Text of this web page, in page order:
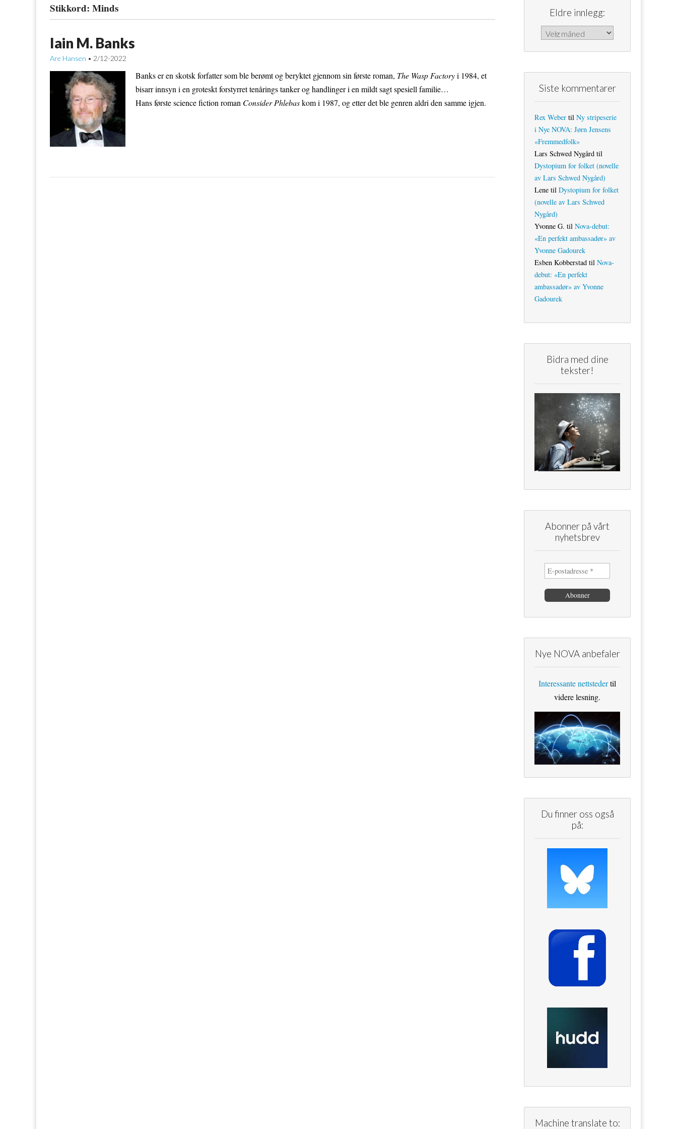
Stikkord: Minds
Iain M. Banks
Are Hansen • 2/12-2022
Banks er en skotsk forfatter som ble berømt og beryktet gjennom sin første roman, The Wasp Factoryi 1984, et
bisarr innsyn i en groteskt forstyrret tenårings tanker og handlinger i en mildt sagt spesiell familie…
Hans første science fiction roman Consider Phlebaskom i 1987, og etter det ble genren aldri den samme igjen.
Eldre innlegg:
Eldre innlegg:
Siste kommentarer
Rex Weber til Ny stripeserie
i Nye NOVA: Jørn Jensens
«Fremmedfolk»
Lars Schwed Nygård til
Dystopium for folket (novelle
av Lars Schwed Nygård)
Lene til Dystopium for folket
(novelle av Lars Schwed
Nygård)
Yvonne G. til Nova-debut:
«En perfekt ambassadør» av
Yvonne Gadourek
Esben Kobberstad til Nova-
debut: «En perfekt
ambassadør» av Yvonne
Gadourek
Bidra med dine
tekster!
Abonner på vårt
nyhetsbrev
Nye NOVA anbefaler
Interessante nettstedertil
videre lesning.
Du finner oss også
på:
Machine translate to: